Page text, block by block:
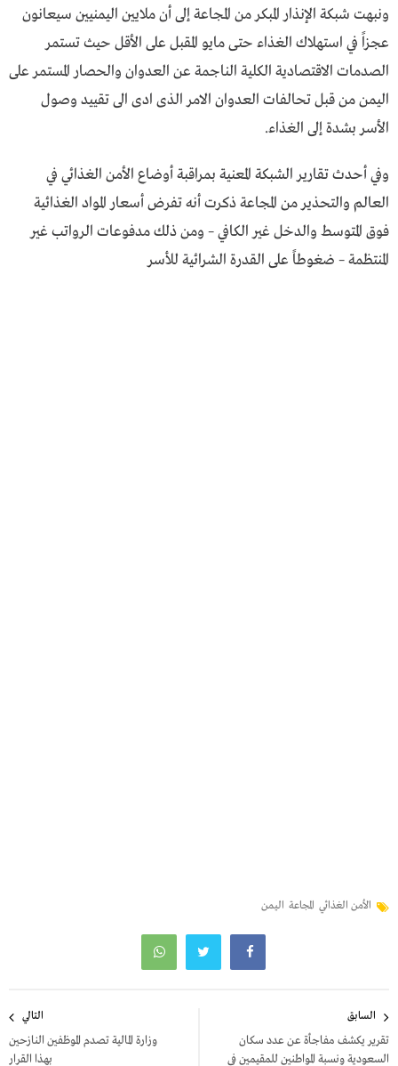
ونبهت شبكة الإنذار المبكر من المجاعة إلى أن ملايين اليمنيين سيعانون
عجزاً في استهلاك الغذاء حتى مايو المقبل على الأقل حيث تستمر
الصدمات الاقتصادية الكلية الناجمة عن العدوان والحصار المستمر على
اليمن من قبل تحالفات العدوان الامر الذى ادى الى تقييد وصول
الأسر بشدة إلى الغذاء.
وفي أحدث تقارير الشبكة المعنية بمراقبة أوضاع الأمن الغذائي في
العالم والتحذير من المجاعة ذكرت أنه تفرض أسعار المواد الغذائية
فوق المتوسط والدخل غير الكافي – ومن ذلك مدفوعات الرواتب غير
المنتظمة – ضغوطاً على القدرة الشرائية للأسر
الأمن الغذائي المجاعة اليمن
المقالات
السابق
تقرير يكشف مفاجأة عن عدد سكان
السعودية ونسبة المواطنين للمقيمين في
التالي
وزارة المالية تصدم الموظفين النازحين
بهذا القرار